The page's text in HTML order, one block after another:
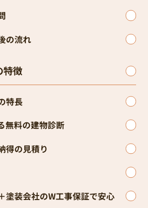
の流れ
特徴
特長
無料の建物診断
得の見積り
塗装会社のW工事保証で安心